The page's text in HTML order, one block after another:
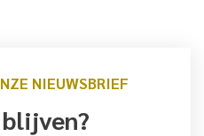
NIEUWSBRIEF